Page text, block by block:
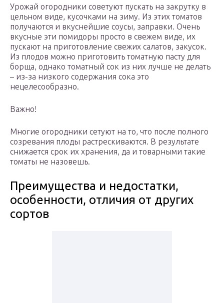
Урожай огородники советуют пускать на закрутку в
цельном виде, кусочками на зиму. Из этих томатов
получаются и вкуснейшие соусы, заправки. Очень
вкусные эти помидоры просто в свежем виде, их
пускают на приготовление свежих салатов, закусок.
Из плодов можно приготовить томатную пасту для
борща, однако томатный сок из них лучше не делать
– из-за низкого содержания сока это
нецелесообразно.
Важно!
Многие огородники сетуют на то, что после полного
созревания плоды растрескиваются. В результате
снижается срок их хранения, да и товарными такие
томаты не назовешь.
Преимущества и недостатки,
особенности, отличия от других
сортов